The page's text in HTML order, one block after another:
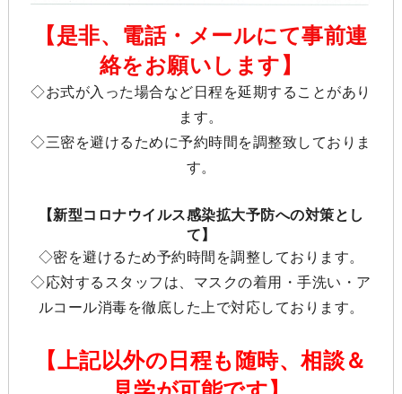
【是非、電話・メールにて事前連
絡をお願いします】
◇お式が入った場合など日程を延期することがあり
ます。
◇三密を避けるために予約時間を調整致しておりま
す。
【新型コロナウイルス感染拡大予防への対策とし
て】
◇密を避けるため予約時間を調整しております。
◇応対するスタッフは、マスクの着用・手洗い・ア
ルコール消毒を徹底した上で対応しております。
【上記以外の日程も随時、相談＆